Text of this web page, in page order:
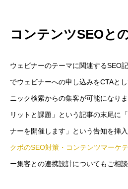
コンテンツSEOと
ウェビナーのテーマに関連するSEO
でウェビナーへの申し込みをCTAと
ニック検索からの集客が可能になり
リットと課題」という記事の末尾に
ナーを開催します」という告知を挿
クボのSEO対策・コンテンツマーケ
ー集客との連携設計についてもご相談